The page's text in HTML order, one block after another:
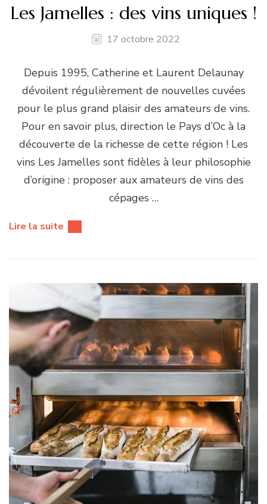
Les Jamelles : des vins uniques !
17 octobre 2022
Depuis 1995, Catherine et Laurent Delaunay
dévoilent régulièrement de nouvelles cuvées
pour le plus grand plaisir des amateurs de vins.
Pour en savoir plus, direction le Pays d’Oc à la
découverte de la richesse de cette région ! Les
vins Les Jamelles sont fidèles à leur philosophie
d’origine : proposer aux amateurs de vins des
cépages …
Lire la suite